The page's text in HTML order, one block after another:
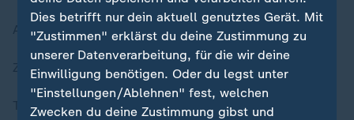
Aktuelle Sendungs-Videos
ZDFheute Stories
Themen im Überblick
Dies betrifft nur dein aktuell genutztes Gerät. Mit
"Zustimmen" erklärst du deine Zustimmung zu
unserer Datenverarbeitung, für die wir deine
Einwilligung benötigen. Oder du legst unter
"Einstellungen/Ablehnen" fest, welchen
Zwecken du deine Zustimmung gibst und